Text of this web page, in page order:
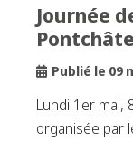
Journée
Publié le 09
Lundi 1er mai,
organisée par